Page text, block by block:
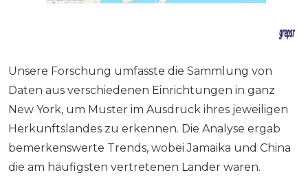
Unsere Forschung umfasste die Sammlung von
Daten aus verschiedenen Einrichtungen in ganz
New York, um Muster im Ausdruck ihres jeweiligen
Herkunftslandes zu erkennen. Die Analyse ergab
bemerkenswerte Trends, wobei Jamaika und China
die am häufigsten vertretenen Länder waren.